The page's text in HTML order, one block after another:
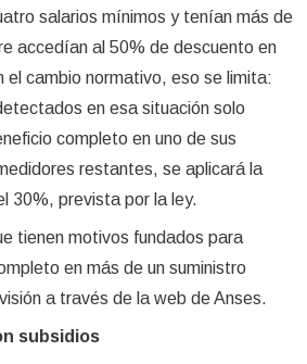
salarios mínimos y tenían más de
accedían al 50% de descuento en
el cambio normativo, eso se limita:
en esa situación solo
completo en uno de sus
restantes, se aplicará la
30%, prevista por la ley.
tienen motivos fundados para
en más de un suministro
a través de la web de Anses.
subsidios